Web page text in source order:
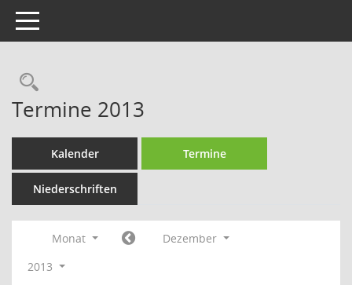
Toggle navigation
Rechercheauswahl
Termine 2013
Kalender Termine
Niederschriften
Monat
Dezember
2013